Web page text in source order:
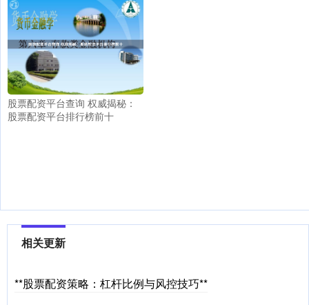
股票配资平台查询 权威揭秘：
股票配资平台排行榜前十
相关更新
**股票配资策略：杠杆比例与风控技巧**